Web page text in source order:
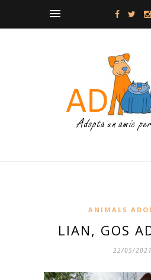
ANIMALS
LIAN, GOS
22/05/2021